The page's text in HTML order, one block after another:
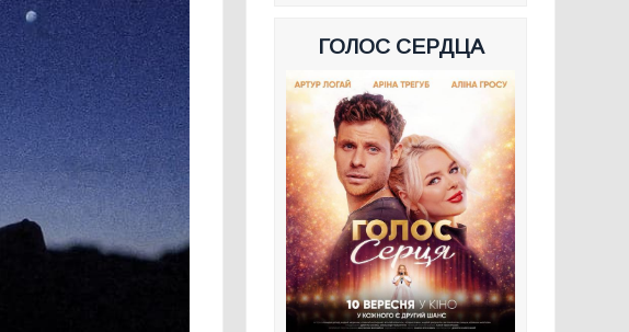
ГОЛОС СЕРДЦА